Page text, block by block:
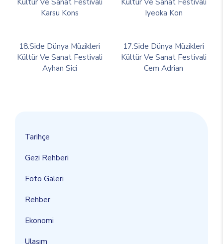
Karsu Kons
Iyeoka Kon
18.Side Dünya Müzikleri
Kültür Ve Sanat Festivali
Ayhan Sici
17.Side Dünya Müzikleri
Kültür Ve Sanat Festivali
Cem Adrian
Tarihçe
Gezi Rehberi
Foto Galeri
Rehber
Ekonomi
Ulaşım